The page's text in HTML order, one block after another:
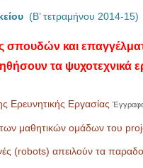
(Β’ τετραμήνου 2014-15)
σπουδών και
τα ψυχοτεχνικά
Ερευνητικής Εργασίας
μαθητικών ομάδων του
(robots) απειλούν τα